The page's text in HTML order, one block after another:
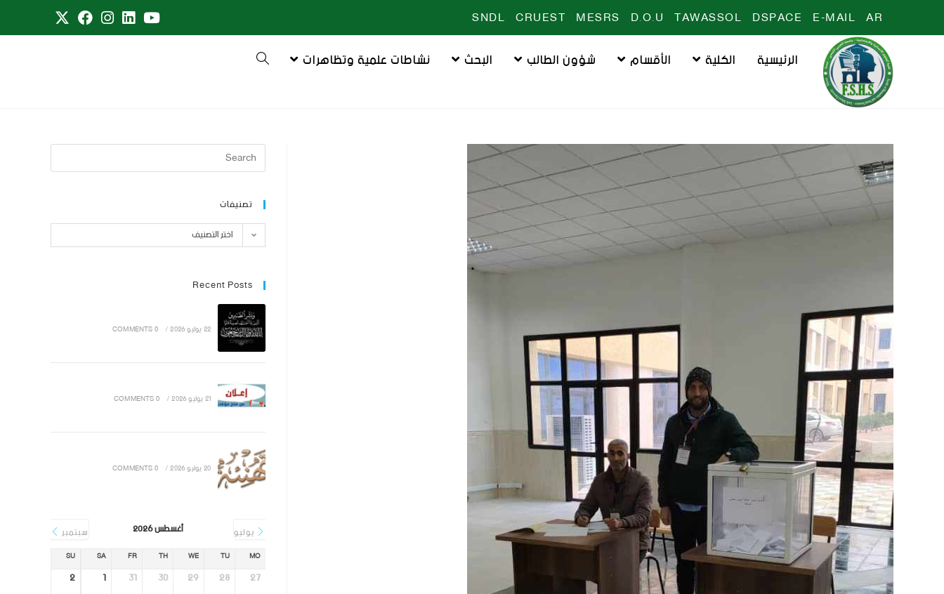
AR
E-MAIL
DSPACE
TAWASSOL
D.O.U
MESRS
CRUEST
SNDL
الرئيسية الكلية الأقسام شؤون الطالب البحث نشاطات علمية وتظاهرات
تصنيفات
اختر التصنيف
Recent Posts
22 يوليو 2026 /
0 COMMENTS
21 يوليو 2026 /
0 COMMENTS
20 يوليو 2026 /
0 COMMENTS
يوليو أغسطس 2026 سبتمبر
MO
TU
WE
TH
FR
SA
SU
27
28
29
30
31
1
2